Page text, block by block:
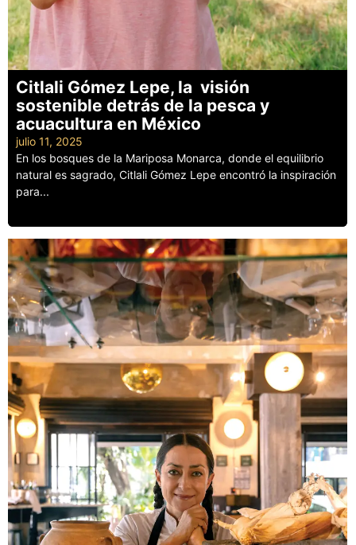
Citlali Gómez Lepe, la visión
sostenible detrás de la pesca y
acuacultura en México
julio 11, 2025
En los bosques de la Mariposa Monarca, donde el equilibrio
natural es sagrado, Citlali Gómez Lepe encontró la inspiración
para...